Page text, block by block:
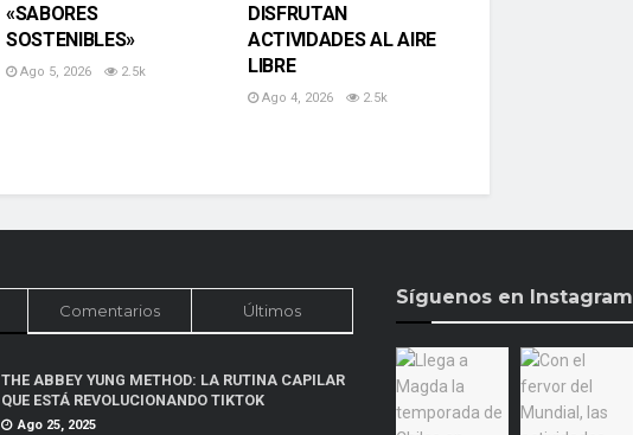
«SABORES
SOSTENIBLES»
Ago 5, 2026 2.5k
DISFRUTAN
ACTIVIDADES AL AIRE
LIBRE
Ago 4, 2026 2.5k
Comentarios Últimos
THE ABBEY YUNG METHOD: LA RUTINA CAPILAR
QUE ESTÁ REVOLUCIONANDO TIKTOK
Ago 25, 2025
Síguenos en Instagram